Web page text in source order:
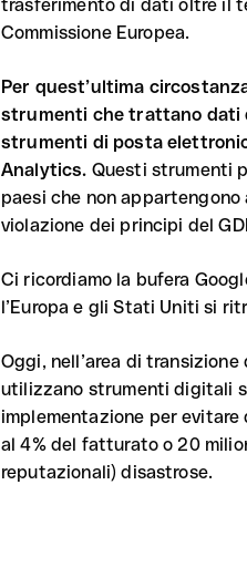
trasferimento di dati oltre il
Commissione Europea.
Per quest’ultima
strumenti che trattano dati
strumenti di posta
Analytics. Questi strumenti
paesi che non
violazione dei principi del
Ci ricordiamo la bufera
l’Europa e gli Stati Uniti si
Oggi, nell’area di
utilizzano strumenti digitali
implementazione per
al 4% del fatturato o 20
reputazionali) disastrose.